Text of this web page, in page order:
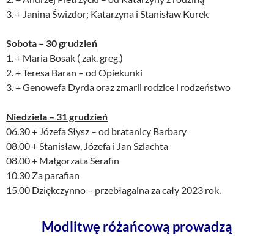
3. + Janina Świzdor; Katarzyna i Stanisław Kurek
Sobota – 30 grudzień
1. + Maria Bosak ( zak. greg.)
2. + Teresa Baran – od Opiekunki
3. + Genowefa Dyrda oraz zmarli rodzice i rodzeństwo
Niedziela – 31 grudzień
06.30 + Józefa Słysz – od bratanicy Barbary
08.00 + Stanisław, Józefa i Jan Szlachta
08.00 + Małgorzata Serafin
10.30 Za parafian
15.00 Dziękczynno – przebłagalna za cały 2023 rok.
Modlitwę różańcową prowadzą